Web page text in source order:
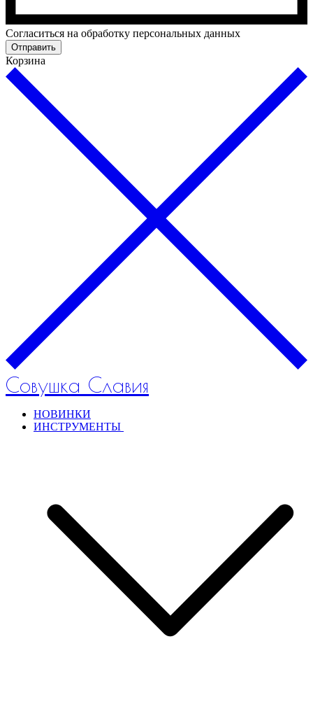
Cогласиться на обработку персональных данных
Отправить
Корзина
Совушка Славия
НОВИНКИ
ИНСТРУМЕНТЫ